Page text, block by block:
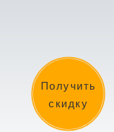
Получить
скидку